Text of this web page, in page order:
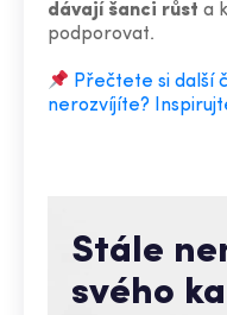
dávají šanci růst a
podporovat.
Přečtete si další
nerozvíjíte?
Stále
svého